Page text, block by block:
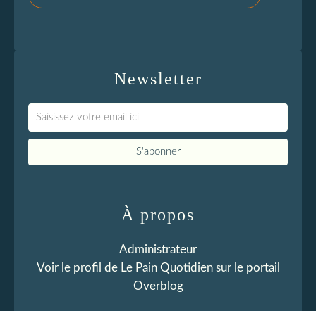
Newsletter
À propos
Administrateur
Voir le profil de Le Pain Quotidiensur le portail
Overblog